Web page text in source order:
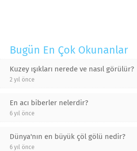
Bugün En Çok Okunanlar
Kuzey ışıkları nerede ve nasıl görülür?
2 yıl önce
En acı biberler nelerdir?
6 yıl önce
Dünya'nın en büyük çöl gölü nedir?
6 yıl önce